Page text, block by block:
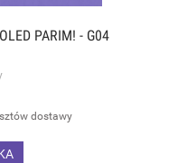
PARIM! - G04
dostawy